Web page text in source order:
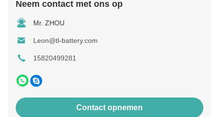
Neem contact met ons op
Mr. ZHOU
Leon@tl-battery.com
15820499281
Contact opnemen